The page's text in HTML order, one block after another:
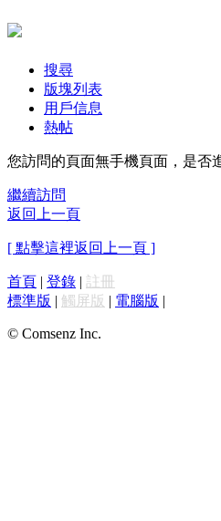
搜尋
版塊列表
用戶信息
熱帖
您訪問的頁面無手機頁面，是否
繼續訪問
返回上一頁
[ 點擊這裡返回上一頁 ]
首頁 | 登錄 | 註冊
標準版 | 觸屏版 | 電腦版 |
© Comsenz Inc.